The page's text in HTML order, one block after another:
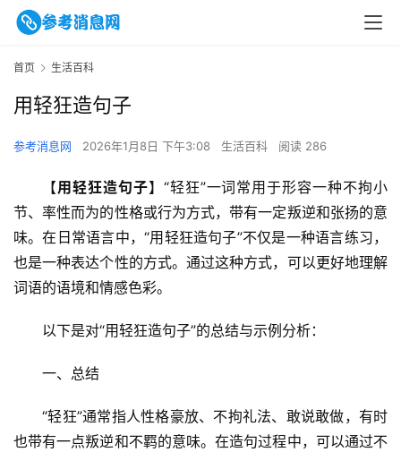
首页 生活百科
用轻狂造句子
参考消息网 2026年1月8日 下午3:08 生活百科 阅读 286
【用轻狂造句子】“轻狂”一词常用于形容一种不拘小
节、率性而为的性格或行为方式，带有一定叛逆和张扬的意
味。在日常语言中，“用轻狂造句子”不仅是一种语言练习，
也是一种表达个性的方式。通过这种方式，可以更好地理解
词语的语境和情感色彩。
以下是对“用轻狂造句子”的总结与示例分析：
一、总结
“轻狂”通常指人性格豪放、不拘礼法、敢说敢做，有时
也带有一点叛逆和不羁的意味。在造句过程中，可以通过不